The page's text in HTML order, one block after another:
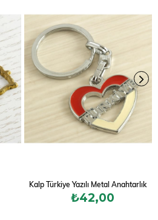
Kalp Türkiye Yazılı Metal Anahtarlık
₺42,00